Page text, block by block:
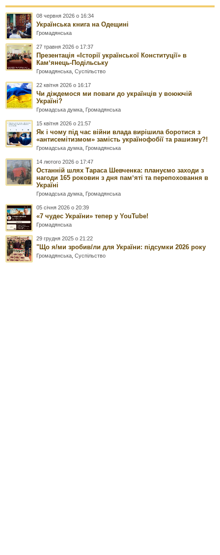
08 червня 2026 о 16:34
Українська книга на Одещині
Громадянська
27 травня 2026 о 17:37
Презентація «Історії української Конституції» в
Камʼянець-Подільську
Громадянська ,Суспільство
22 квітня 2026 о 16:17
Чи діждемося ми поваги до українців у воюючій
Україні?
Громадська думка Громадянська
15 квітня 2026 о 21:57
Як і чому під час війни влада вирішила боротися з
«антисемітизмом» замість українофобії та рашизму?!
Громадська думка Громадянська
14 лютого 2026 о 17:47
Останній шлях Тараса Шевченка: плануємо заходи з
нагоди 165 роковин з дня памʼяті та перепоховання в
Україні
Громадська думка Громадянська
05 січня 2026 о 20:39
«7 чудес України» тепер у YouTube!
Громадянська
29 грудня 2025 о 21:22
"Що я/ми зробив/ли для України: підсумки 2026 року
Громадянська ,Суспільство